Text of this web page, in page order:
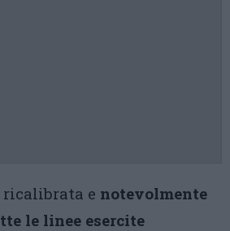
ricalibrata e notevolmente
le linee esercite